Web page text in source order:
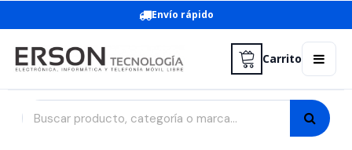
Envío rápido
Carrito